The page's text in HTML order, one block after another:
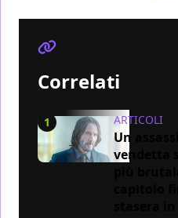
Correlati
1 ARTICOLI
Un
vendetta